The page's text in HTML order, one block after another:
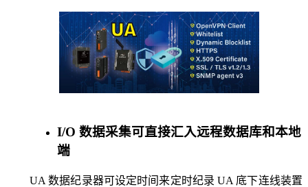
I/O 数据采集可直接汇入远程数据库和本地
端
UA 数据纪录器可设定时间来定时纪录 UA 底下连线装置